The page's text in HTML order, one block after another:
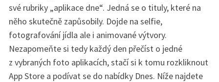
své rubriky „aplikace dne“. Jedná se o tituly, které na
něho skutečně zapůsobily. Dojde na selfie,
fotografování jídla ale i animované výtvory.
Nezapomeňte si tedy každý den přečíst o jedné
z vybraných foto aplikacích, stačí si k tomu rozkliknout
App Store a podívat se do nabídky Dnes. Níže najdete